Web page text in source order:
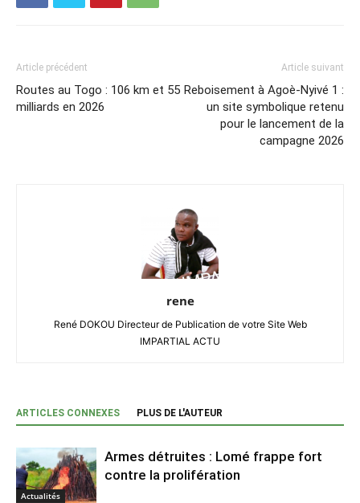
Article précédent
Routes au Togo : 106 km et 55
milliards en 2026
Article suivant
Reboisement à Agoè‑Nyivé 1 :
un site symbolique retenu
pour le lancement de la
campagne 2026
rene
René DOKOU Directeur de Publication de votre Site Web
IMPARTIAL ACTU
ARTICLES CONNEXES PLUS DE L'AUTEUR
Actualités
Armes détruites : Lomé frappe fort
contre la prolifération